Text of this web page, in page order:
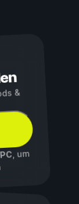
&
PC , um